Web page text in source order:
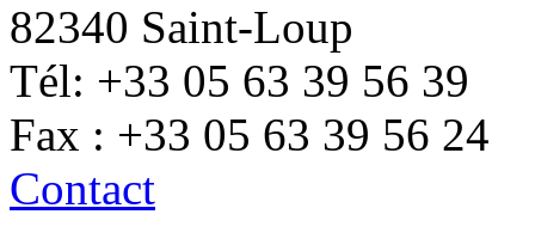
82340 Saint-Loup
Tél: +33 05 63 39 56 39
Fax : +33 05 63 39 56 24
Contact